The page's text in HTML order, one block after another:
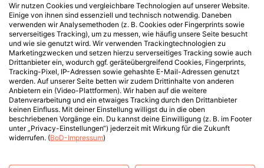
Wir nutzen Cookies und vergleichbare Technologien auf unserer Website.
Einige von ihnen sind essenziell und technisch notwendig. Daneben
verwenden wir Analysemethoden (z. B. Cookies oder Fingerprints sowie
serverseitiges Tracking), um zu messen, wie häufig unsere Seite besucht
und wie sie genutzt wird. Wir verwenden Trackingtechnologien zu
Marketingzwecken und setzen hierzu serverseitiges Tracking sowie auch
Drittanbieter ein, wodurch ggf. geräteübergreifend Cookies, Fingerprints,
Tracking-Pixel, IP-Adressen sowie gehashte E-Mail-Adressen genutzt
werden. Auf unserer Seite betten wir zudem Drittinhalte von anderen
Anbietern ein (Video-Plattformen). Wir haben auf die weitere
Datenverarbeitung und ein etwaiges Tracking durch den Drittanbieter
keinen Einfluss. Mit deiner Einstellung willigst du in die oben
beschriebenen Vorgänge ein. Du kannst deine Einwilligung (z. B. im Footer
unter „Privacy-Einstellungen“) jederzeit mit Wirkung für die Zukunft
widerrufen. (BoD-Impressum)